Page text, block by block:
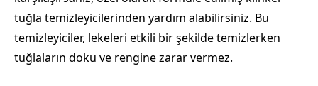
tuğla temizleyicilerinden yardım alabilirsiniz. Bu
temizleyiciler, lekeleri etkili bir şekilde temizlerken
tuğlaların doku ve rengine zarar vermez.